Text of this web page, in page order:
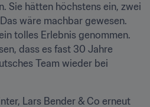
Sie hätten höchstens ein, zwei
wäre machbar gewesen.
tolles Erlebnis genommen.
dass es fast 30 Jahre
Team wieder bei
Lars Bender & Co erneut